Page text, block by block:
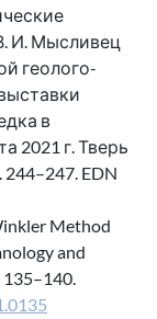
И. Мысливец
геолого-
в
2021 г. Тверь
EDN
Method
and
135–140.